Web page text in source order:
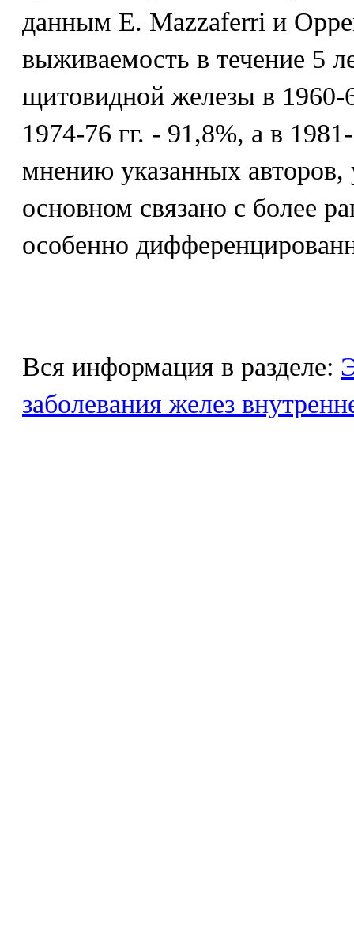
данным Е. Mazzaferri и
выживаемость в течение 5
щитовидной железы в 1960-
1974-76 гг. - 91,8%, а в
мнению указанных авторов,
основном связано с более
особенно
Вся информация в разделе:
заболевания желез